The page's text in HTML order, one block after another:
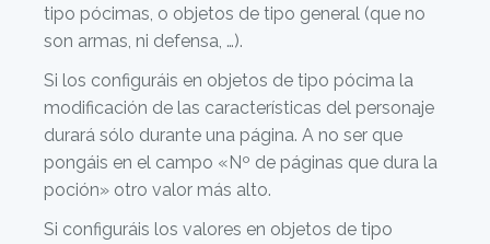
tipo pócimas, o objetos de tipo general (que no
son armas, ni defensa, …).
Si los configuráis en objetos de tipo pócima la
modificación de las características del personaje
durará sólo durante una página. A no ser que
pongáis en el campo «Nº de páginas que dura la
poción» otro valor más alto.
Si configuráis los valores en objetos de tipo